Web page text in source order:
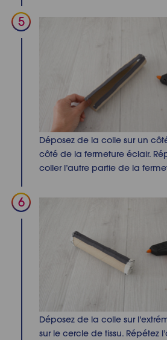
Déposez de la colle sur un
côté de la fermeture éclair.
collerl’autre partie de la
Déposez de la colle sur
sur le cercle de tissu. Répétez